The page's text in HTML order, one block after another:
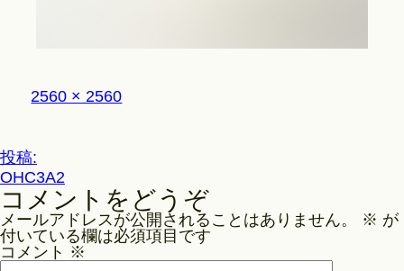
News
フ
ル
ズ
2560 × 2560
投
稿
ナ
ビ
ゲ
投稿:
OHC3A2
コメントをどうぞ
メールアドレスが公開されることはありません。 ※ が
付いている欄は必須項目です
コメント ※